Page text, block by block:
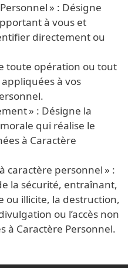
» : Désigne
à vous et
directement ou
toute opération ou tout
à vos
» : Désigne la
qui réalise le
à Caractère
caractère personnel » :
la sécurité, entraînant,
ou illicite, la destruction,
ou l’accès non
à Caractère Personnel.